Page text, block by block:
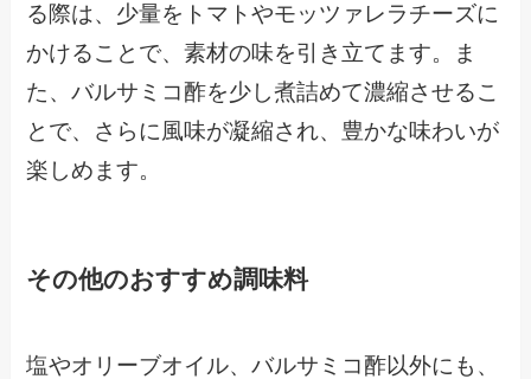
る際は、少量をトマトやモッツァレラチーズに
かけることで、素材の味を引き立てます。ま
た、バルサミコ酢を少し煮詰めて濃縮させるこ
とで、さらに風味が凝縮され、豊かな味わいが
楽しめます。
その他のおすすめ調味料
塩やオリーブオイル、バルサミコ酢以外にも、